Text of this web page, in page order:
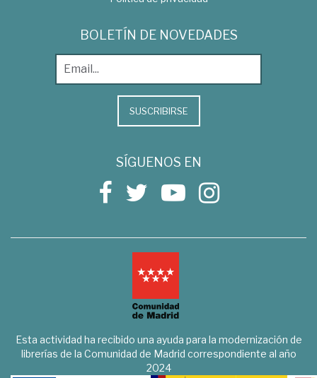
BOLETÍN DE NOVEDADES
SUSCRIBIRSE
SÍGUENOS EN
Esta actividad ha recibido una ayuda para la modernización de
librerías de la Comunidad de Madrid correspondiente al año
2024